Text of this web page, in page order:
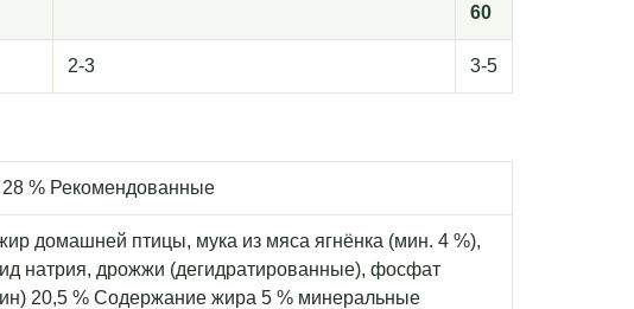
60
2-3 3-5
28 % Рекомендованные
домашней птицы, мука из мяса ягнёнка (мин. 4 %),
натрия, дрожжи (дегидратированные), фосфат
20,5 % Содержание жира 5 % минеральные